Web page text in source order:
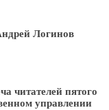
Логинов
читателей пятого
управлении